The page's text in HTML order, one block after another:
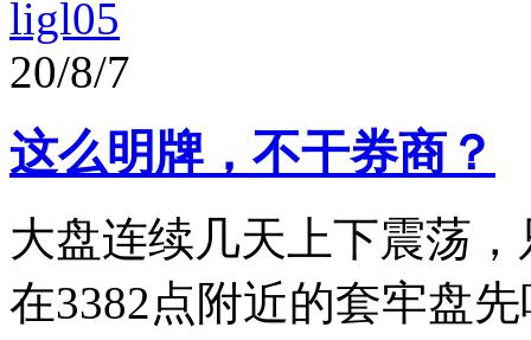
ligl05
20/8/7
这么明牌，不干券商？
大盘连续几天上下震荡
在3382点附近的套牢盘